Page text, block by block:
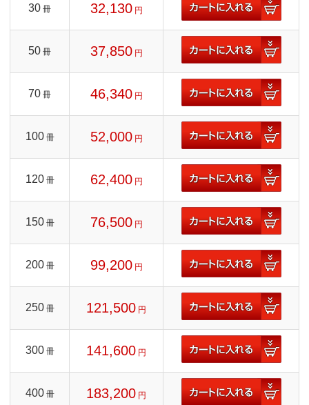
30 冊 32,130 円
50 冊 37,850 円
70 冊 46,340 円
100 冊 52,000 円
120 冊 62,400 円
150 冊 76,500 円
200 冊 99,200 円
250 冊 121,500 円
300 冊 141,600 円
400 冊 183,200 円